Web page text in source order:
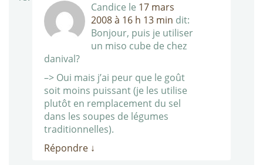
Candice le 17 mars
2008 à 16 h 13 min dit:
Bonjour, puis je utiliser
un miso cube de chez
danival?
–> Oui mais j’ai peur que le goût
soit moins puissant (je les utilise
plutôt en remplacement du sel
dans les soupes de légumes
traditionnelles).
Répondre ↓